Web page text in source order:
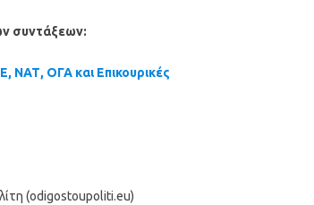
συντάξεων:
ΝΑΤ, ΟΓΑ και Επικουρικές
(odigostoupoliti.eu)